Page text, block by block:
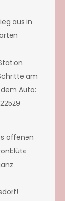
aus in
am
Auto:
offenen